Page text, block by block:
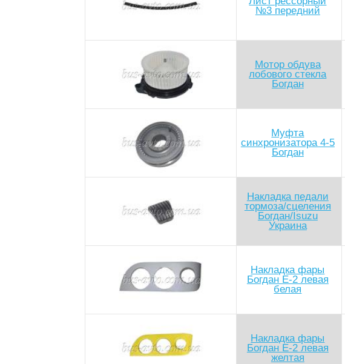
№3 передний
Мотор обдува
лобового стекла
Богдан
Муфта
синхронизатора 4-5
Богдан
Накладка педали
тормоза/сцеления
Богдан/Isuzu
Украина
Накладка фары
Богдан Е-2 левая
белая
Накладка фары
Богдан Е-2 левая
желтая